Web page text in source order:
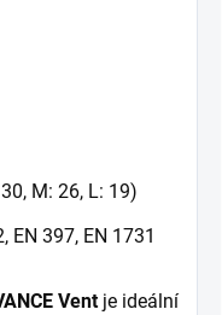
M: 26, L: 19)
EN 397, EN 1731
Ventje ideální